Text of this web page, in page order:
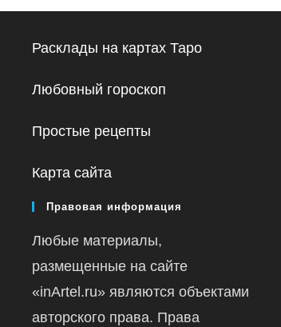
Расклады на картах Таро
Любовный гороскоп
Простые рецепты
Карта сайта
Правовая информация
Любые материалы,
размещенные на сайте
«inArtel.ru» являются объектами
авторского права. Права